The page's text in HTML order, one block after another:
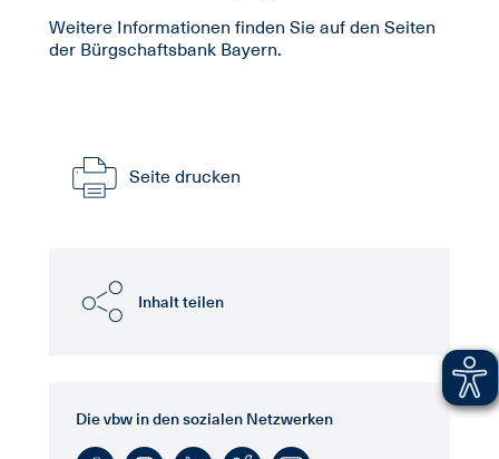
Weitere Informationen finden Sie auf den Seiten
der Bürgschaftsbank Bayern.
Seite drucken
Inhalt teilen
Die vbw in den sozialen Netzwerken